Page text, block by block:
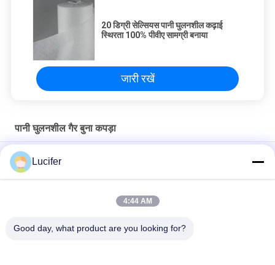
20 डिग्री सेल्सियस पानी घुलनशील कढ़ाई
स्थिरता 100% पीवीए सामग्री बनाया
जारी रखें
पानी घुलनशील गैर बुना कपड़ा
कढ़ाई के लिए पीवीए ठंडा पानी घुलनशील गैर बुना कपड़ा उभरा पैटर्न
उभरा हुआ ठंडा पानी घुलनशील कपड़ा, 100% पीवीए कढ़ाई समर्थन
30 फीट पानी घुलनशील गैर बुना कपड़ा / कपड़ा फीता बैकिंग के लिए विघटनकारी
Lucifer
4:44 AM
Good day, what product are you looking for?